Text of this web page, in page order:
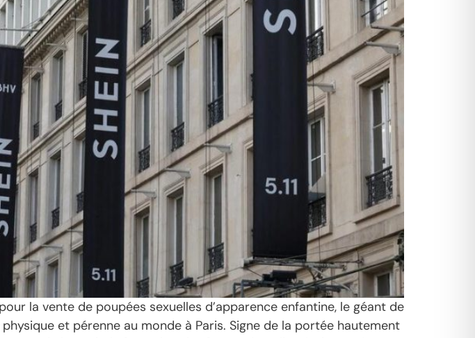
la vente de poupées sexuelles d’apparence enfantine, le géant de
et pérenne au monde à Paris. Signe de la portée hautement